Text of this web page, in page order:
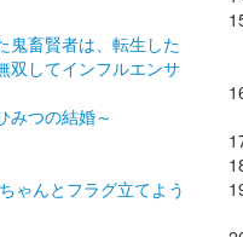
畜賢者は、転生した
双してインフルエンサ
みつの結婚～
ゃんとフラグ立てよう